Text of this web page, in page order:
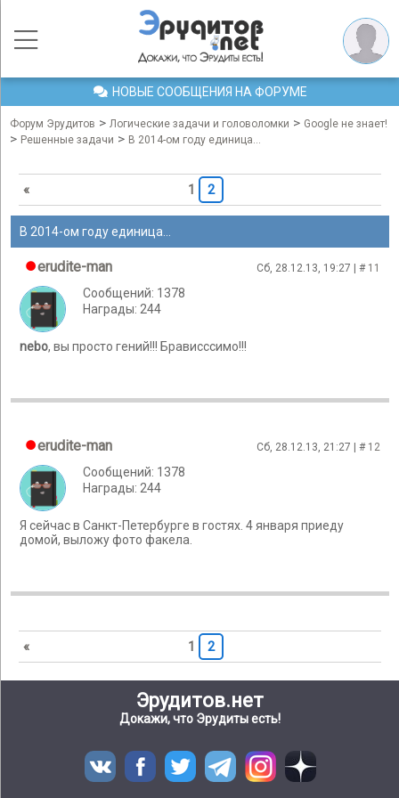
НОВЫЕ СООБЩЕНИЯ НА ФОРУМЕ
Форум Эрудитов > Логические задачи и головоломки > Google не знает!
> Решенные задачи > В 2014-ом году единица...
« 1 2
В 2014-ом году единица...
erudite-man Сб, 28.12.13, 19:27 | # 11
Сообщений: 1378
Награды: 244
nebo, вы просто гений!!! Брависссимо!!!
erudite-man Сб, 28.12.13, 21:27 | # 12
Сообщений: 1378
Награды: 244
Я сейчас в Санкт-Петербурге в гостях. 4 января приеду
домой, выложу фото факела.
« 1 2
Эрудитов.нет
Докажи, что Эрудиты есть!